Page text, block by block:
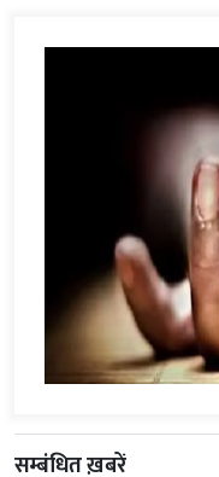
सम्बंधित ख़बरें